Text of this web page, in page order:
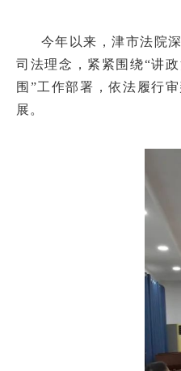
今年以来，津市法院
司法理念，紧紧围绕“讲
围”工作部署，依法履行
展。